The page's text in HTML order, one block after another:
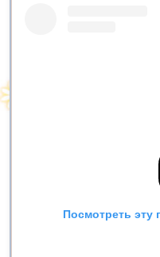
Посмотреть эту